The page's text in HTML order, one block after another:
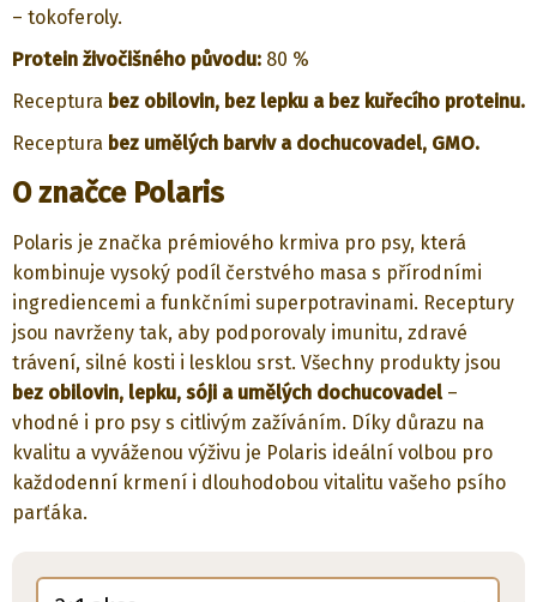
– tokoferoly.
Protein živočišného původu: 80 %
Receptura bez obilovin, bez lepku a bez kuřecího proteinu.
Receptura bez umělých barviv a dochucovadel, GMO.
O značce Polaris
Polaris je značka prémiového krmiva pro psy, která
kombinuje vysoký podíl čerstvého masa s přírodními
ingrediencemi a funkčními superpotravinami. Receptury
jsou navrženy tak, aby podporovaly imunitu, zdravé
trávení, silné kosti i lesklou srst. Všechny produkty jsou
bez obilovin, lepku, sóji a umělých dochucovadel –
vhodné i pro psy s citlivým zažíváním. Díky důrazu na
kvalitu a vyváženou výživu je Polaris ideální volbou pro
každodenní krmení i dlouhodobou vitalitu vašeho psího
parťáka.